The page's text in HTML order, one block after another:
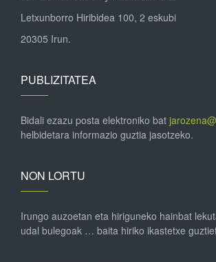
Letxunborro Hiribidea 100, 2 eskubi
20305 Irun.
PUBLIZITATEA
Bidali ezazu posta elektroniko bat
helbidetara informazio guztia jasotzeko.
NON LORTU
Irungo auzoetan eta hiriguneko hainbat
udal bulegoak … baita hiriko ikastetxe